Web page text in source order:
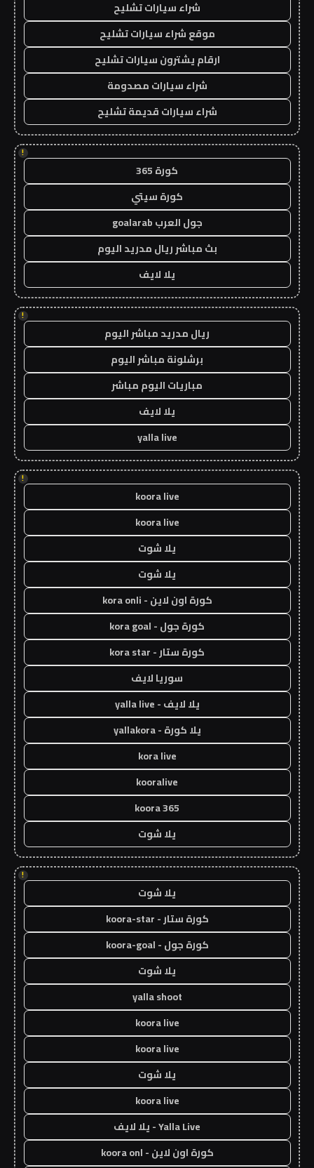
شراء سيارات تشليح
موقع شراء سيارات تشليح
ارقام يشترون سيارات تشليح
شراء سيارات مصدومة
شراء سيارات قديمة تشليح
!
كورة 365
كورة سيتي
جول العرب goalarab
بث مباشر ريال مدريد اليوم
يلا لايف
!
ريال مدريد مباشر اليوم
برشلونة مباشر اليوم
مباريات اليوم مباشر
يلا لايف
yalla live
!
koora live
koora live
يلا شوت
يلا شوت
كورة اون لاين - kora onli
كورة جول - kora goal
كورة ستار - kora star
سوريا لايف
يلا لايف - yalla live
يلا كورة - yallakora
kora live
kooralive
koora 365
يلا شوت
!
يلا شوت
كورة ستار - koora-star
كورة جول - koora-goal
يلا شوت
yalla shoot
koora live
koora live
يلا شوت
koora live
Yalla Live - يلا لايف
كورة اون لاين - koora onl